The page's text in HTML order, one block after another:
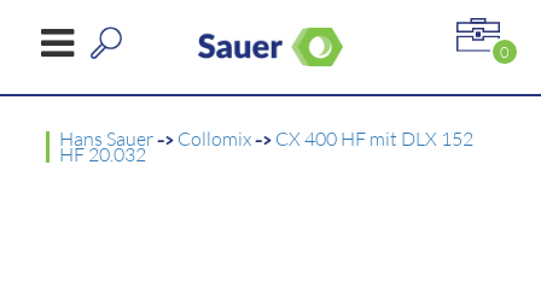
0
Hans Sauer-> Collomix-> CX 400 HF mit DLX 152
HF 20.032